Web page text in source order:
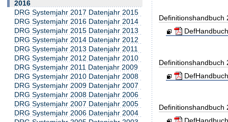
Definitionshandbuch
Definitionshandbuch
Definitionshandbuch
2016
DRG Systemjahr 2017 Datenjahr 2015
DRG Systemjahr 2016 Datenjahr 2014
DRG Systemjahr 2015 Datenjahr 2013
DRG Systemjahr 2014 Datenjahr 2012
DRG Systemjahr 2013 Datenjahr 2011
DRG Systemjahr 2012 Datenjahr 2010
DRG Systemjahr 2011 Datenjahr 2009
DRG Systemjahr 2010 Datenjahr 2008
DRG Systemjahr 2009 Datenjahr 2007
DRG Systemjahr 2008 Datenjahr 2006
DRG Systemjahr 2007 Datenjahr 2005
DRG Systemjahr 2006 Datenjahr 2004